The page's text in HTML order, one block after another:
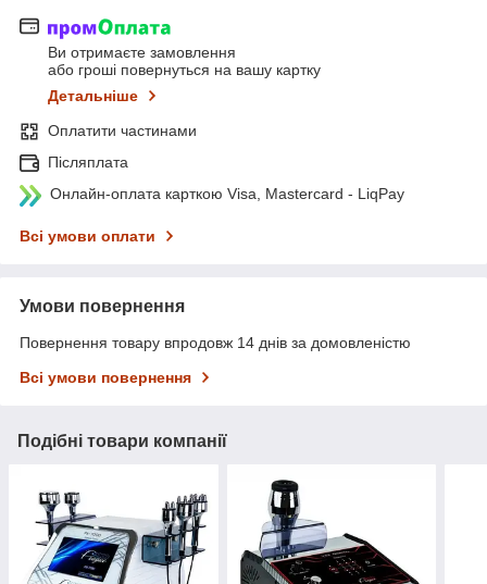
Ви отримаєте замовлення
або гроші повернуться на вашу картку
Детальніше
Оплатити частинами
Післяплата
Онлайн-оплата карткою Visa, Mastercard - LiqPay
Всі умови оплати
Умови повернення
Повернення товару впродовж 14 днів за домовленістю
Всі умови повернення
Подібні товари компанії